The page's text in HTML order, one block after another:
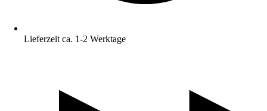
Lieferzeit ca. 1-2 Werktage